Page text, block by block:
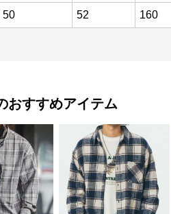
50 52 160
おすすめアイテム